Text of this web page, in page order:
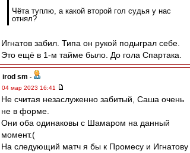
Чёта туплю, а какой второй гол судья у нас
отнял?
Игнатов забил. Типа он рукой подыграл себе.
Это ещё в 1-м тайме было. До гола Спартака.
irod sm -
04 мар 2023 16:41
Не считая незаслуженно забитый, Саша очень
не в форме.
Они оба одинаковы с Шамаром на данный
момент.(
На следующий матч я бы к Промесу и Игнатову